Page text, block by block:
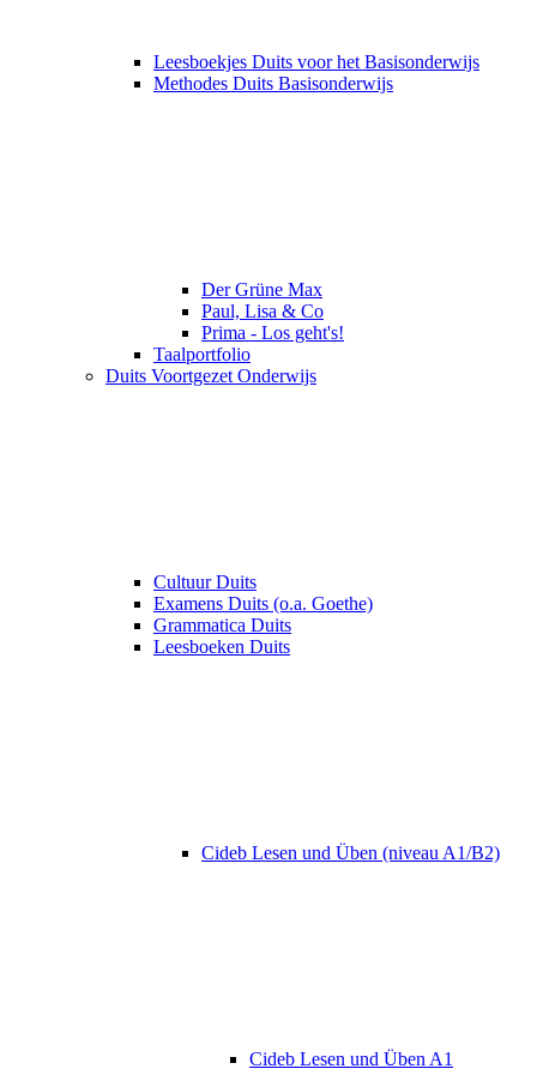
Leesboekjes Duits voor het Basisonderwijs
Methodes Duits Basisonderwijs
Der Grüne Max
Paul, Lisa & Co
Prima - Los geht's!
Taalportfolio
Duits Voortgezet Onderwijs
Cultuur Duits
Examens Duits (o.a. Goethe)
Grammatica Duits
Leesboeken Duits
Cideb Lesen und Üben (niveau A1/B2)
Cideb Lesen und Üben A1